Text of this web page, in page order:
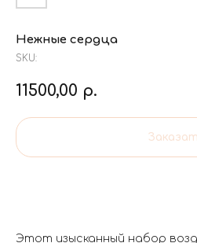
Нежные сердца
SKU:
11500,00 р.
Этот изысканный набор